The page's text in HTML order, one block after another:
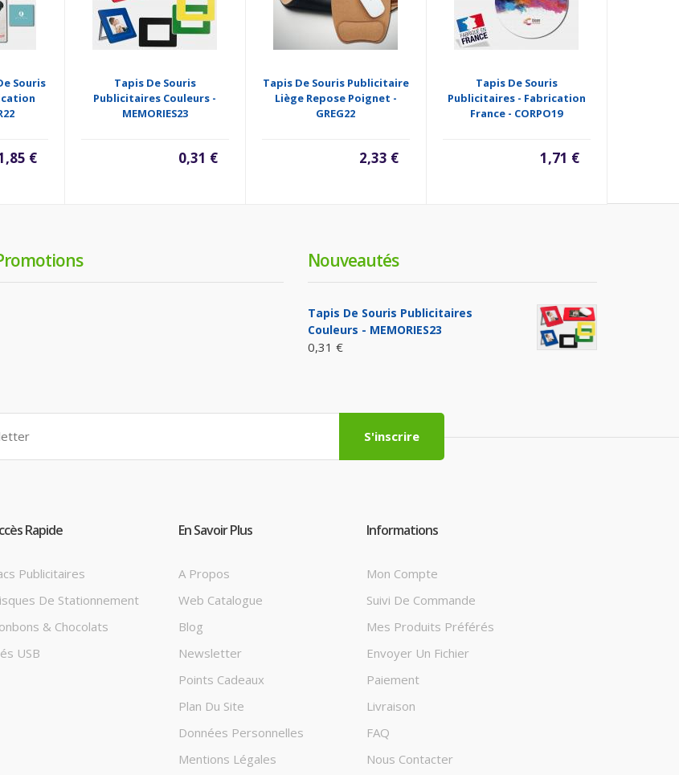
Souris
€
Tapis De Souris
Publicitaires Couleurs -
MEMORIES23
0,31 €
Tapis De Souris Publicitaire
Liège Repose Poignet -
GREG22
2,33 €
Tapis De Souris
Publicitaires - Fabrication
France - CORPO19
1,71 €
Nouveautés
Tapis De Souris Publicitaires
Couleurs - MEMORIES23
0,31 €
S'inscrire
Rapide
Publicitaires
De Stationnement
& Chocolats
USB
En Savoir Plus
A Propos
Web Catalogue
Blog
Newsletter
Points Cadeaux
Plan Du Site
Données Personnelles
Mentions Légales
Informations
Mon Compte
Suivi De Commande
Mes Produits Préférés
Envoyer Un Fichier
Paiement
Livraison
FAQ
Nous Contacter